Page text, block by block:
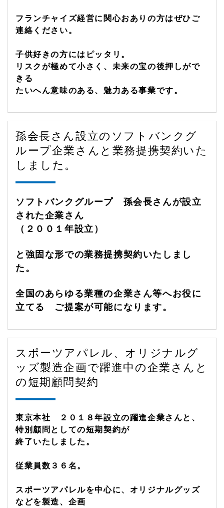
フランチャイズ経営に関心おありの方はぜひご
連絡ください。
子供好きの方にはピッタリ。
リスクが極めて小さく、未来の宝の後押しがで
きる
たいへん意味のある、魅力ある事業です。
孫会長さん設立のソフトバンクグ
ループ企業さんと業務提携契約いた
しました。
ソフトバンクグループ 孫会長さんが設立
された企業さん
（２００１年設立）
と強固な形での業務提携契約いたしまし
た。
全国のあらゆる業種の企業さん等へお役に
立てる ご提案が可能になります。
スポーツアパレル、オリジナルグ
ッズ製造企画で躍進中の企業さんと
の短期顧問契約
東京本社 ２０１８年設立の躍進企業さんと、
特別顧問としての短期契約が
終了いたしました。
従業員数３６名。
スポーツアパレルを中心に、オリジナルグッズ
などを製造、企画